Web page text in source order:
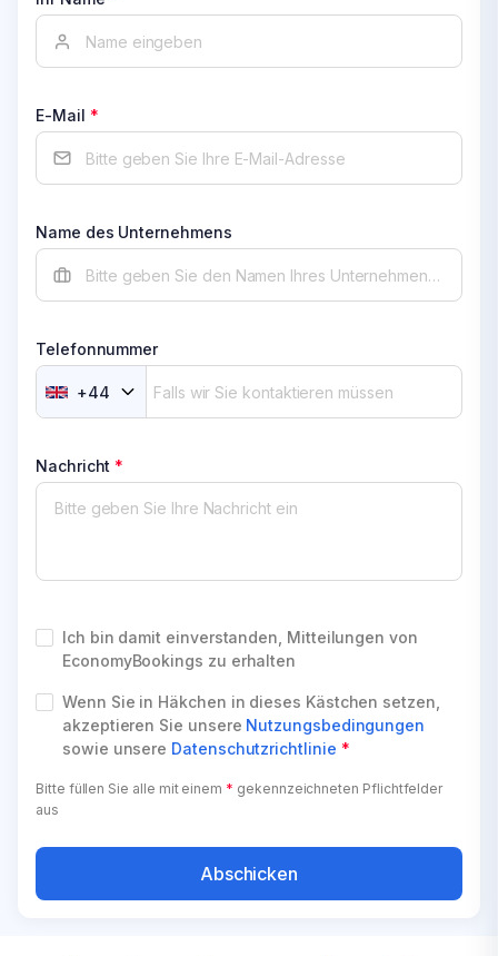
E-Mail *
Name des Unternehmens
Telefonnummer
+44
Nachricht *
Ich bin damit einverstanden, Mitteilungen von
EconomyBookings zu erhalten
Wenn Sie in Häkchen in dieses Kästchen setzen,
akzeptieren Sie unsere Nutzungsbedingungen
sowie unsere Datenschutzrichtlinie *
Bitte füllen Sie alle mit einem * gekennzeichneten Pflichtfelder
aus
Abschicken